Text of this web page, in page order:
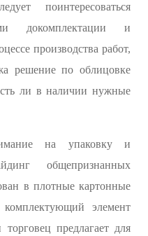
поинтересоваться
докомплектации и
производства работ,
решение по облицовке
ли в наличии нужные
на упаковку и
общепризнанных
в плотные картонные
элемент
предлагает для